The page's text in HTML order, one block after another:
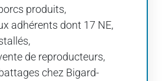
produits,
adhérents dont 17 NE,
de reproducteurs,
chez Bigard-